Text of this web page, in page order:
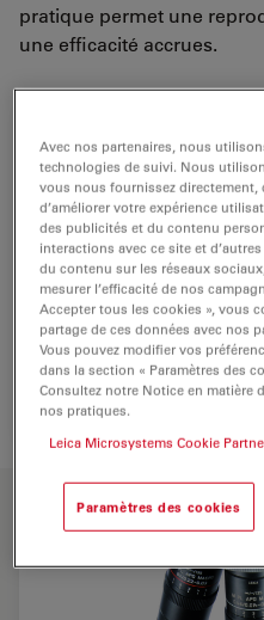
pratique permet une
une efficacité accrues.
PRINCIPALES
Avec nos partenaires, nous
technologies de suivi. Nous
vous nous fournissez directement,
d’améliorer votre expérience
des publicités et du contenu
interactions avec ce site et
du contenu sur les réseaux
mesurer l’efficacité de nos
Accepter tous les cookies », vous
partage de ces données avec nos
Vous pouvez modifier vos
dans la section « Paramètres des
Consultez notre Notice en matière
nos pratiques.
Leica Microsystems Cookie
Paramètres des cookies